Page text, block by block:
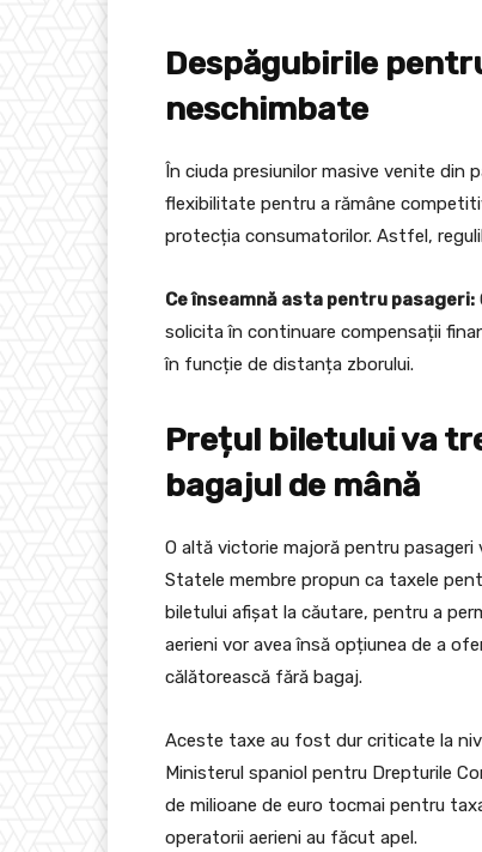
Despăgubirile
neschimbate
În ciuda presiunilor masive venite din
flexibilitate pentru a rămâne
protecția consumatorilor. Astfel,
Ce înseamnă asta pentru pasageri:
solicita în continuare compensații
în funcție de distanța zborului.
Prețul biletului va
bagajul de mână
O altă victorie majoră pentru
Statele membre propun ca taxele
biletului afișat la căutare, pentru a
aerieni vor avea însă opțiunea de a
călătorească fără bagaj.
Aceste taxe au fost dur criticate la
Ministerul spaniol pentru Drepturile
de milioane de euro tocmai pentru
operatorii aerieni au făcut apel.